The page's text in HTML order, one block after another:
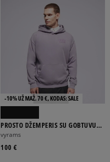
-10% UŽ MAŽ. 70 €, KODAS: SALE
PROSTO DŽEMPERIS SU GOBTUVU
HOODIE FLATHEAD WASHED
LAVENDER
vyrams
100 €